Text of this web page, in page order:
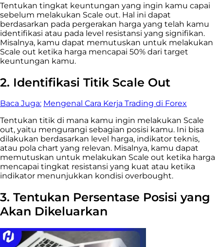
Tentukan tingkat keuntungan yang ingin kamu capai
sebelum melakukan Scale out. Hal ini dapat
berdasarkan pada pergerakan harga yang telah kamu
identifikasi atau pada level resistansi yang signifikan.
Misalnya, kamu dapat memutuskan untuk melakukan
Scale out ketika harga mencapai 50% dari target
keuntungan kamu.
2. Identifikasi Titik Scale Out
Baca Juga: Mengenal Cara Kerja Trading di Forex
Tentukan titik di mana kamu ingin melakukan Scale
out, yaitu mengurangi sebagian posisi kamu. Ini bisa
dilakukan berdasarkan level harga, indikator teknis,
atau pola chart yang relevan. Misalnya, kamu dapat
memutuskan untuk melakukan Scale out ketika harga
mencapai tingkat resistansi yang kuat atau ketika
indikator menunjukkan kondisi overbought.
3. Tentukan Persentase Posisi yang
Akan Dikeluarkan